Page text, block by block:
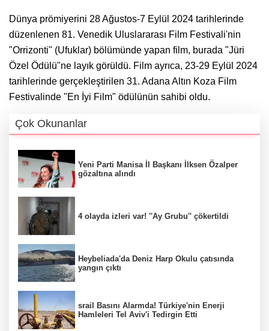
Dünya prömiyerini 28 Ağustos-7 Eylül 2024 tarihlerinde
düzenlenen 81. Venedik Uluslararası Film Festivali'nin
"Orrizonti" (Ufuklar) bölümünde yapan film, burada "Jüri
Özel Ödülü"ne layık görüldü. Film ayrıca, 23-29 Eylül 2024
tarihlerinde gerçekleştirilen 31. Adana Altın Koza Film
Festivalinde "En İyi Film" ödülünün sahibi oldu.
Çok Okunanlar
Yeni Parti Manisa İl Başkanı İlksen Özalper
gözaltına alındı
4 olayda izleri var! ''Ay Grubu'' çökertildi
Heybeliada'da Deniz Harp Okulu çatısında
yangın çıktı
srail Basını Alarmda! Türkiye'nin Enerji
Hamleleri Tel Aviv'i Tedirgin Etti